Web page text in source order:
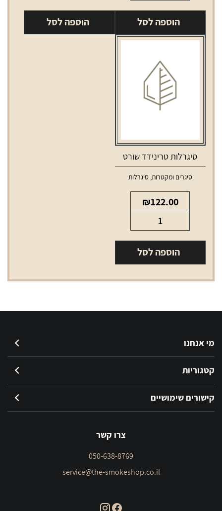
סיגרלות
טוסקנלו
אורגינל
יחידות
הוספה לסל הוספה לסל
סיגרלות טרינידד שורט
סיגרים ומקטרות,סיגרלות
₪122.00
של
סיגרלות
טרינידד
הוספה לסל
מי אנחנו
קטגוריות
קישורים שימושיים
צרו קשר
050-638-8769
service@the-smokeshop.co.il